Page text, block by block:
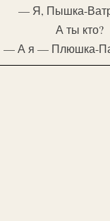
— Я, Пышка-
А ты кто?
— А я — Плюшка-